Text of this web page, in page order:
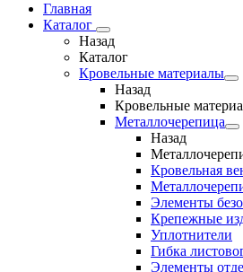
Главная
Каталог
Назад
Каталог
Кровельные материалы
Назад
Кровельные
Металлочерепица
Назад
Кровельная
Элементы
Крепежные
Уплотнители
Гибка
Элементы